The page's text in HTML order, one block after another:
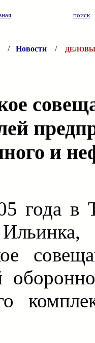
поиск
/ Новости /
и
года